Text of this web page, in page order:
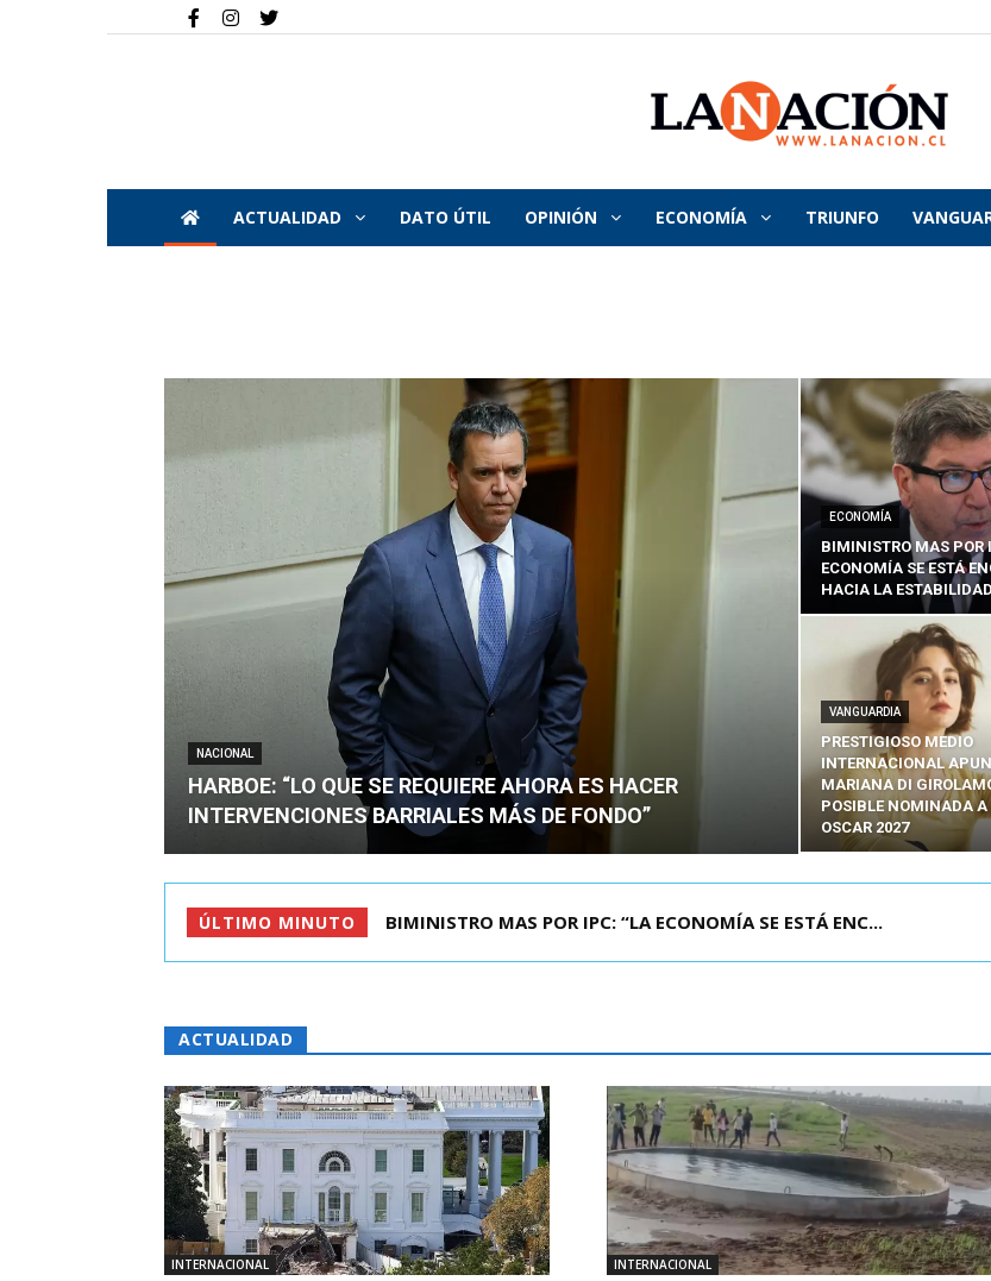
La
Nación
ACTUALIDAD DATO ÚTIL OPINIÓN ECONOMÍA TRIUNFO
NACIONAL
HARBOE: “LO QUE SE REQUIERE AHORA ES HACER
INTERVENCIONES BARRIALES MÁS DE FONDO”
ECONOMÍA
BIMINISTRO MAS POR
ECONOMÍA SE ESTÁ
HACIA LA
VANGUARDIA
PRESTIGIOSO MEDIO
INTERNACIONAL
MARIANA DI
POSIBLE NOMINADA A
OSCAR 2027
ÚLTIMO MINUTO TIROTEO EN ESCUELA DE TAILANDIA DEJA AL MENOS NUEVE MU...
ACTUALIDAD
INTERNACIONAL INTERNACIONAL